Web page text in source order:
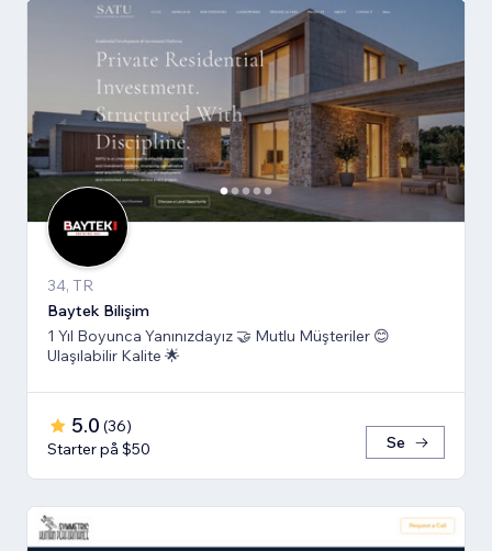
34, TR
Baytek Bilişim
1 Yıl Boyunca Yanınızdayız 🤝 Mutlu Müşteriler 😊
Ulaşılabilir Kalite 🌟
5.0 (36)
Starter på $50
Se